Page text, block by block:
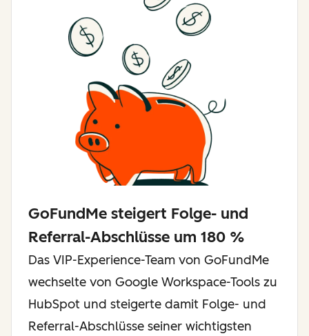
GoFundMe steigert Folge- und
Referral-Abschlüsse um 180 %
Das VIP-Experience-Team von GoFundMe
wechselte von Google Workspace-Tools zu
HubSpot und steigerte damit Folge- und
Referral-Abschlüsse seiner wichtigsten